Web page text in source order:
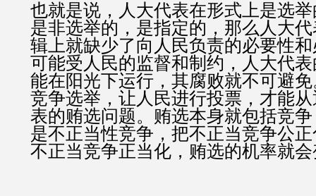
也就是说，人大代表在形式上是选
是非选举的，是指定的，那么人大
辑上就缺少了向人民负责的必要性
可能受人民的监督和制约，人大代
能在阳光下运行，其腐败就不可避
竞争选举，让人民进行投票，才能
表的贿选问题。贿选本身就包括竞
是不正当性竞争，把不正当竞争公
不正当竞争正当化，贿选的机率就